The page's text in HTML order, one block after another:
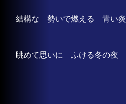
結構な 勢いで燃える 青い炎
眺めて思いに ふける冬の夜